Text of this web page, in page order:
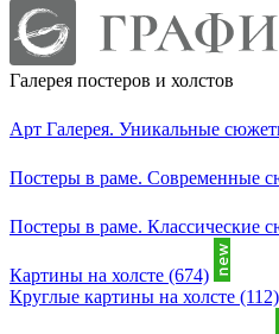
Галерея постеров и холстов
Арт Галерея. Уникальные
Постеры в раме. Современные
Постеры в раме. Классические
Картины на холсте (674)
Круглые картины на холсте (112)